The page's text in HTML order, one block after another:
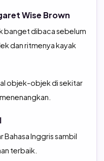
Wise Brown
banget dibaca sebelum
dan ritmenya kayak
objek-objek di sekitar
Bahasa Inggris sambil
terbaik.